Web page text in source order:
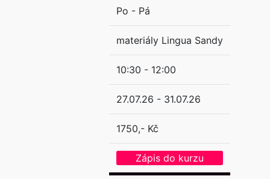
Po - Pá
materiály Lingua Sandy
10:30 - 12:00
27.07.26 - 31.07.26
1750,- Kč
Zápis do kurzu